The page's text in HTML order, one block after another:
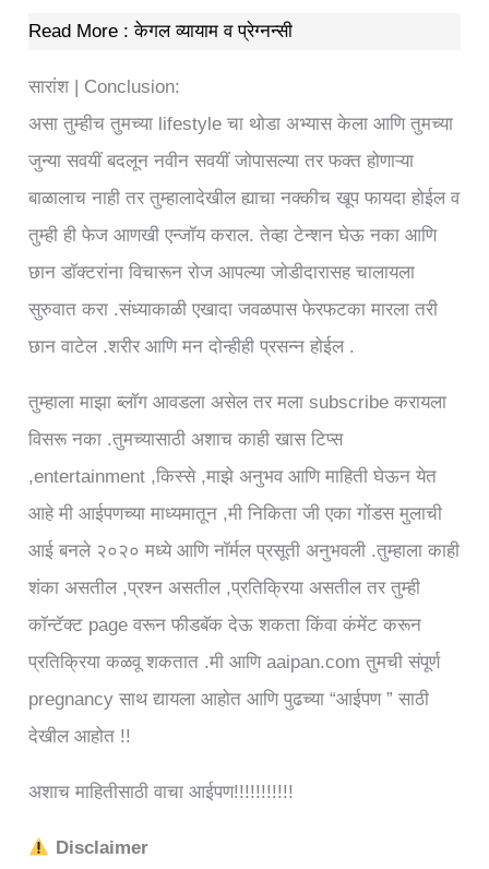
Read More : केगल व्यायाम व प्रेग्नन्सी
सारांश | Conclusion:
असा तुम्हीच तुमच्या lifestyle चा थोडा अभ्यास केला आणि तुमच्या
जुन्या सवयीं बदलून नवीन सवयीं जोपासल्या तर फक्त होणाऱ्या
बाळालाच नाही तर तुम्हालादेखील ह्याचा नक्कीच खूप फायदा होईल व
तुम्ही ही फेज आणखी एन्जॉय कराल. तेव्हा टेन्शन घेऊ नका आणि
छान डॉक्टरांना विचारून रोज आपल्या जोडीदारासह चालायला
सुरुवात करा .संध्याकाळी एखादा जवळपास फेरफटका मारला तरी
छान वाटेल .शरीर आणि मन दोन्हीही प्रसन्न होईल .
तुम्हाला माझा ब्लॉग आवडला असेल तर मला subscribe करायला
विसरू नका .तुमच्यासाठी अशाच काही खास टिप्स
,entertainment ,किस्से ,माझे अनुभव आणि माहिती घेऊन येत
आहे मी आईपणच्या माध्यमातून ,मी निकिता जी एका गोंडस मुलाची
आई बनले २०२० मध्ये आणि नॉर्मल प्रसूती अनुभवली .तुम्हाला काही
शंका असतील ,प्रश्न असतील ,प्रतिक्रिया असतील तर तुम्ही
कॉन्टॅक्ट page वरून फीडबॅक देऊ शकता किंवा कंमेंट करून
प्रतिक्रिया कळवू शकतात .मी आणि aaipan.com तुमची संपूर्ण
pregnancy साथ द्यायला आहोत आणि पुढच्या “आईपण ” साठी
देखील आहोत !!
अशाच माहितीसाठी वाचा आईपण!!!!!!!!!!!
Disclaimer